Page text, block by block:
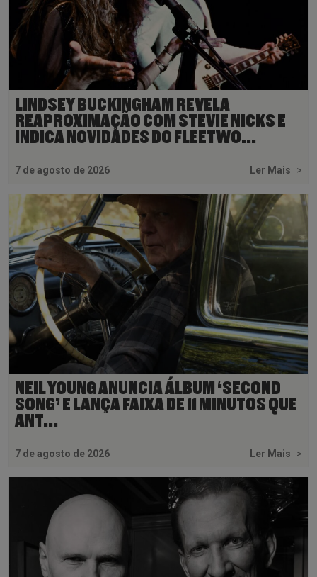
LINDSEY BUCKINGHAM REVELA
REAPROXIMAÇÃO COM STEVIE NICKS E
INDICA NOVIDADES DO FLEETWO...
7 de agosto de 2026 Ler Mais >
NEIL YOUNG ANUNCIA ÁLBUM ‘SECOND
SONG’ E LANÇA FAIXA DE 11 MINUTOS QUE
ANT...
7 de agosto de 2026 Ler Mais >